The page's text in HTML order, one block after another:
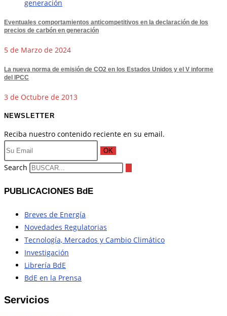
Eventuales comportamientos anticompetitivos en la declaración de los
precios de carbón en generación
5 de Marzo de 2024
La nueva norma de emisión de CO2 en los Estados Unidos y el V informe
del IPCC
3 de Octubre de 2013
NEWSLETTER
Reciba nuestro contenido reciente en su email.
OK
Search
PUBLICACIONES BdE
Breves de Energía
Novedades Regulatorias
Tecnología, Mercados y Cambio Climático
Investigación
Librería BdE
BdE en la Prensa
Servicios